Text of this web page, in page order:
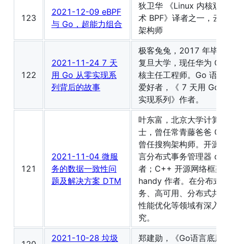
123
2021-12-09 eBPF
与 Go，超能力组合
狄卫华 《Linux 内核观
术 BPF》译者之一，云
架构师
122
2021-11-24 7 天
用 Go 从零实现系
列背后的故事
极客兔兔，2017 年毕业
复旦大学，现任华为 OS
核主任工程师。Go 语言
爱好者，《 7 天用 Go
实现系列》作者。
121
2021-11-04 微服
务的数据一致性问
题及解决方案 DTM
叶东富，北京大学计算
士，曾任常青藤爸爸
曾任搜狗架构师。开源
言分布式事务管理器
者；C++ 开源网络框架
handy 作者。在分布式
务、高可用、分布式共
性能优化等领域有深入研
究。
2021-10-28 垃圾
郑建勋，《Go语言底层